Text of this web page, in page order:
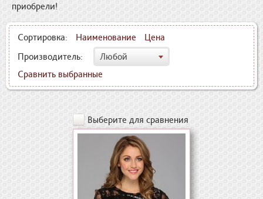
приобрели!
Сортировка: Наименование
Цена
Производитель:
Любой
Сравнить выбранные
Выберите для сравнения